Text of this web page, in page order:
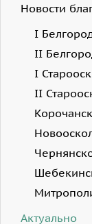
Новости
I
II
I
II
Актуально